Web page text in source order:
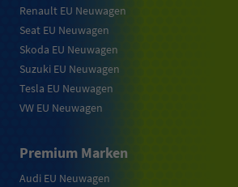
Renault EU Neuwagen
Seat EU Neuwagen
Skoda EU Neuwagen
Suzuki EU Neuwagen
Tesla EU Neuwagen
VW EU Neuwagen
Premium Marken
Audi EU Neuwagen